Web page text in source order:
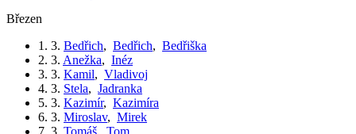
březen
1. 3. Bedřich, Bedřich, Bedřiška
2. 3. Anežka, Inéz
3. 3. Kamil, Vladivoj
4. 3. Stela, Jadranka
5. 3. Kazimír, Kazimíra
6. 3. Miroslav, Mirek